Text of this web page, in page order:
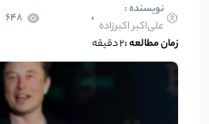
نویسنده :
علی‌اکبر اکبرزاده
648
زمان مطالعه :2 دقیقه